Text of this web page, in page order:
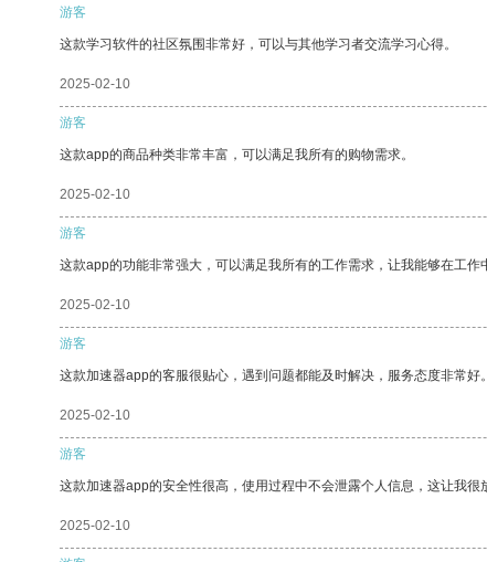
游客
这款学习软件的社区氛围非常好，可以与其他学习者交流学习心得。
2025-02-10
游客
这款app的商品种类非常丰富，可以满足我所有的购物需求。
2025-02-10
游客
这款app的功能非常强大，可以满足我所有的工作需求，让我能够在工作
2025-02-10
游客
这款加速器app的客服很贴心，遇到问题都能及时解决，服务态度非常好。
2025-02-10
游客
这款加速器app的安全性很高，使用过程中不会泄露个人信息，这让我
2025-02-10